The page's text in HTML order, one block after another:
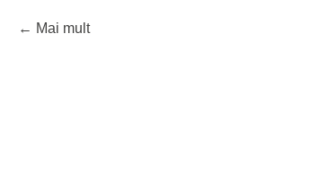
Mai mult